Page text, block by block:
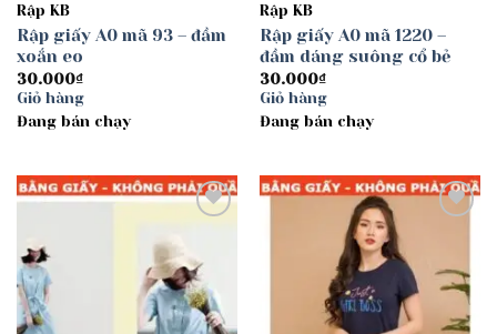
Rập KB
Rập giấy A0 mã 93 – đầm
xoắn eo
30.000₫
Giỏ hàng
Đang bán chạy
Rập KB
Rập giấy A0 mã 1220 –
đầm dáng suông cổ bẻ
30.000₫
Giỏ hàng
Đang bán chạy
wishlist